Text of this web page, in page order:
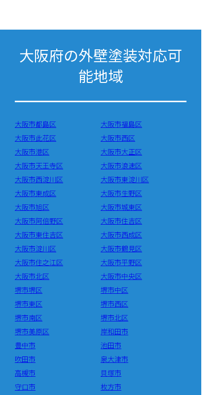
大阪府の外壁塗装対応可
能地域
大阪市都島区
大阪市福島区
大阪市此花区
大阪市西区
大阪市港区
大阪市大正区
大阪市天王寺区
大阪市浪速区
大阪市西淀川区
大阪市東淀川区
大阪市東成区
大阪市生野区
大阪市旭区
大阪市城東区
大阪市阿倍野区
大阪市住吉区
大阪市東住吉区
大阪市西成区
大阪市淀川区
大阪市鶴見区
大阪市住之江区
大阪市平野区
大阪市北区
大阪市中央区
堺市堺区
堺市中区
堺市東区
堺市西区
堺市南区
堺市北区
堺市美原区
岸和田市
豊中市
池田市
吹田市
泉大津市
高槻市
貝塚市
守口市
枚方市